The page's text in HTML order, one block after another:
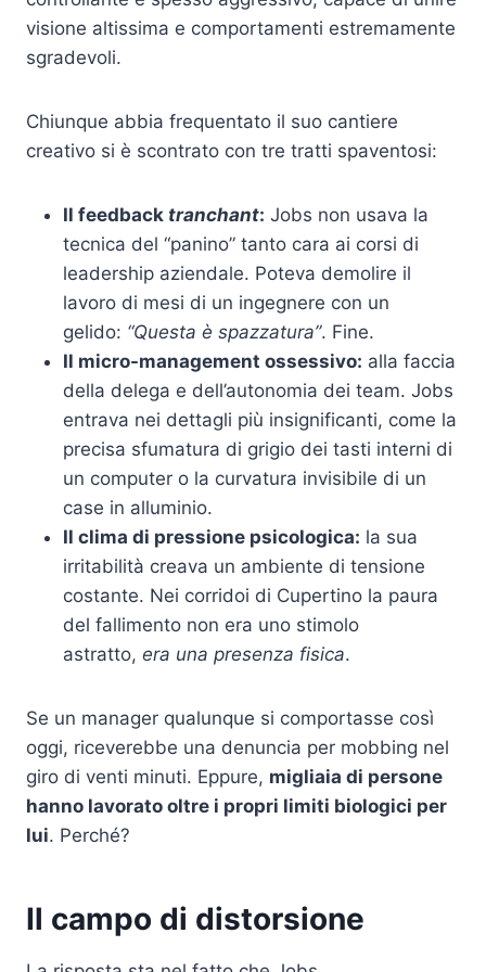
visione altissima e comportamenti estremamente
sgradevoli.
Chiunque abbia frequentato il suo cantiere
creativo si è scontrato con tre tratti spaventosi:
Il feedback tranchant: Jobs non usava la
tecnica del “panino” tanto cara ai corsi di
leadership aziendale. Poteva demolire il
lavoro di mesi di un ingegnere con un
gelido: “Questa è spazzatura”. Fine.
Il micro-management ossessivo: alla faccia
della delega e dell’autonomia dei team. Jobs
entrava nei dettagli più insignificanti, come la
precisa sfumatura di grigio dei tasti interni di
un computer o la curvatura invisibile di un
case in alluminio.
Il clima di pressione psicologica: la sua
irritabilità creava un ambiente di tensione
costante. Nei corridoi di Cupertino la paura
del fallimento non era uno stimolo
astratto, era una presenza fisica.
Se un manager qualunque si comportasse così
oggi, riceverebbe una denuncia per mobbing nel
giro di venti minuti. Eppure, migliaia di persone
hanno lavorato oltre i propri limiti biologici per
lui. Perché?
Il campo di distorsione